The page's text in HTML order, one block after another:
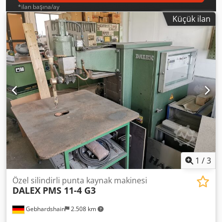
*ilan başına/ay
Küçük ilan
1 /3
Gebhardshain 2.508 km
Özel silindirli punta kaynak makinesi
DALEX PMS 11-4 G3